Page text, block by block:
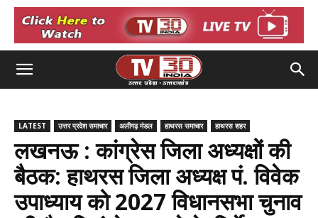
LATEST उत्तर प्रदेश समाचार अलीगढ़ मंडल हाथरस समाचार हाथरस शहर
लखनऊ : कांग्रेस जिला अध्यक्षों की
बैठक: हाथरस जिला अध्यक्ष पं. विवेक
उपाध्याय को 2027 विधानसभा चुनाव